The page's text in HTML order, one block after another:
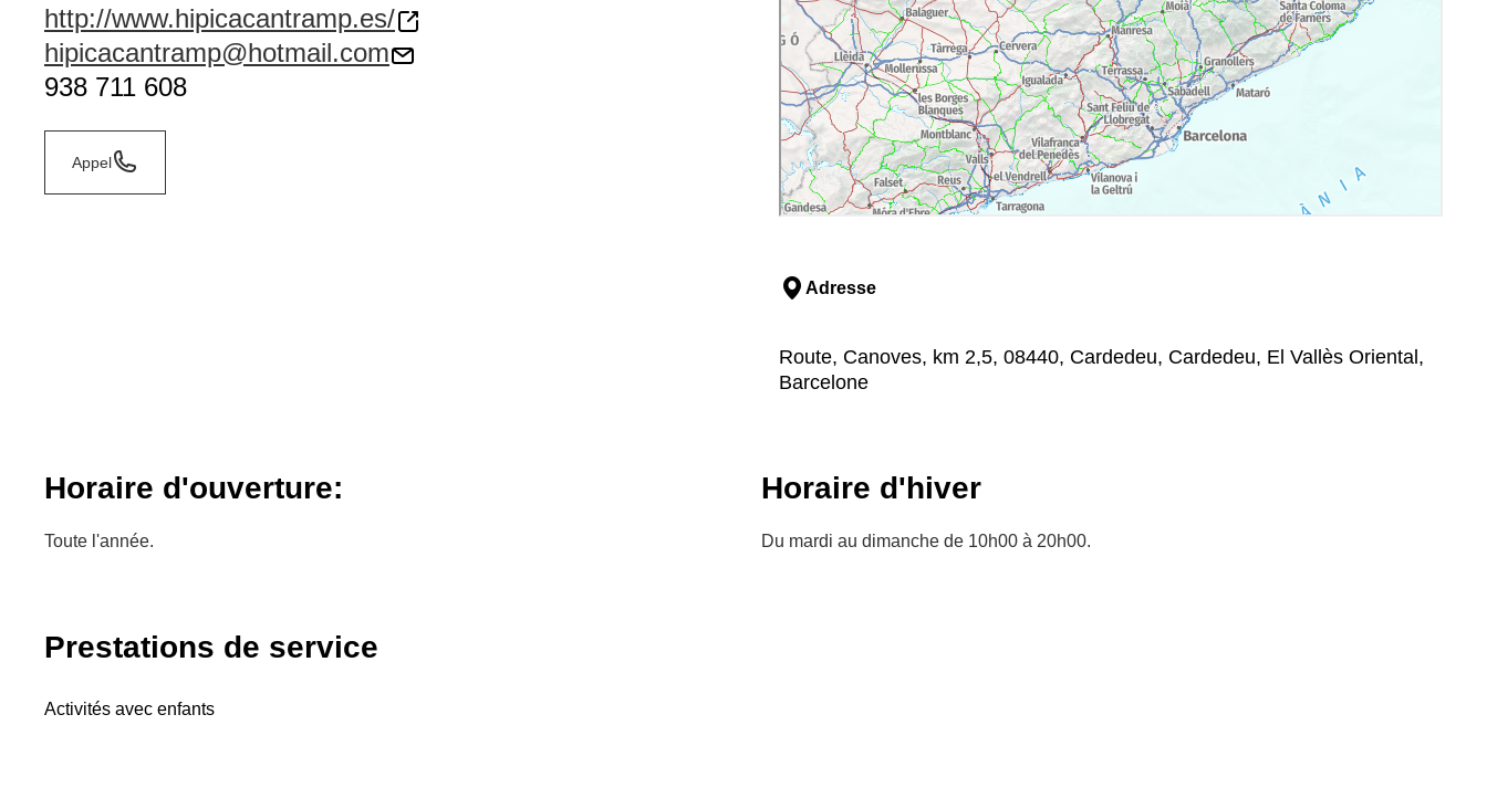
http://www.hipicacantramp.es/
hipicacantramp@hotmail.com
938 711 608
Appel
Adresse
Route, Canoves, km 2,5, 08440, Cardedeu, Cardedeu, El Vallès Oriental,
Barcelone
Horaire d'ouverture:
Toute l'année.
Horaire d'hiver
Du mardi au dimanche de 10h00 à 20h00.
Prestations de service
Activités avec enfants